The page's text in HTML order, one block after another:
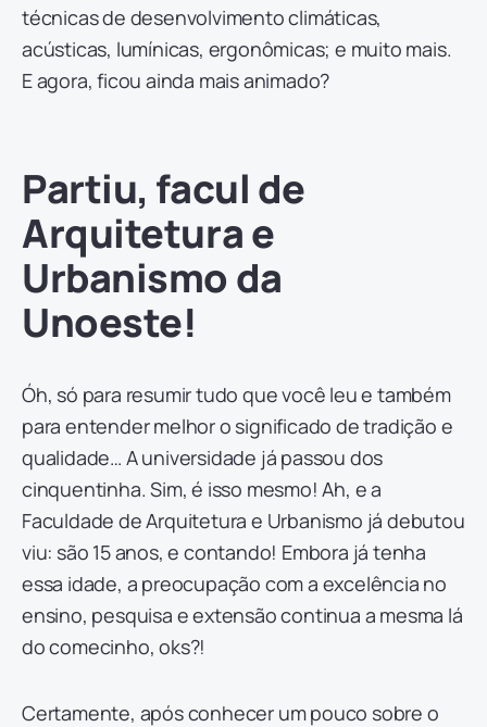
técnicas de desenvolvimento climáticas,
acústicas, lumínicas, ergonômicas; e muito mais.
E agora, ficou ainda mais animado?
Partiu, facul de
Arquitetura e
Urbanismo da
Unoeste!
Óh, só para resumir tudo que você leu e também
para entender melhor o significado de tradição e
qualidade… A universidade já passou dos
cinquentinha. Sim, é isso mesmo! Ah, e a
Faculdade de Arquitetura e Urbanismo já debutou
viu: são 15 anos, e contando! Embora já tenha
essa idade, a preocupação com a excelência no
ensino, pesquisa e extensão continua a mesma lá
do comecinho, oks?!
Certamente, após conhecer um pouco sobre o